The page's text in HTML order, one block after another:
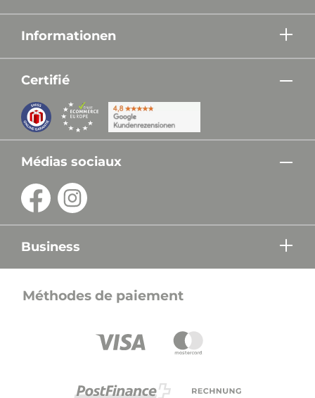
Informationen
Certifié
Médias sociaux
Business
Méthodes de paiement